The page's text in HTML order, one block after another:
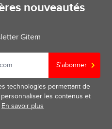
nouveautés
Gitem
S'abonner
technologies permettant de
les contenus et
En savoir plus